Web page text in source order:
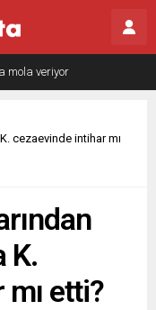
mola veriyor
cezaevinde intihar mı
K.
etti?